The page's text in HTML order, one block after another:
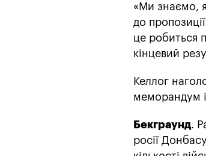
«Ми знаємо, я
до
це робиться
кінцевий
Келлог
меморандум
Бекграунд.
росії